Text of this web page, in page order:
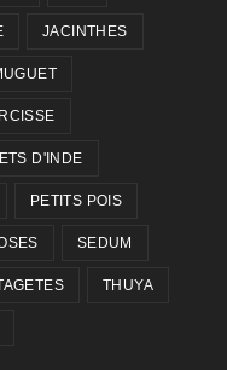
JACINTHES
D'INDE
PETITS POIS
SEDUM
THUYA